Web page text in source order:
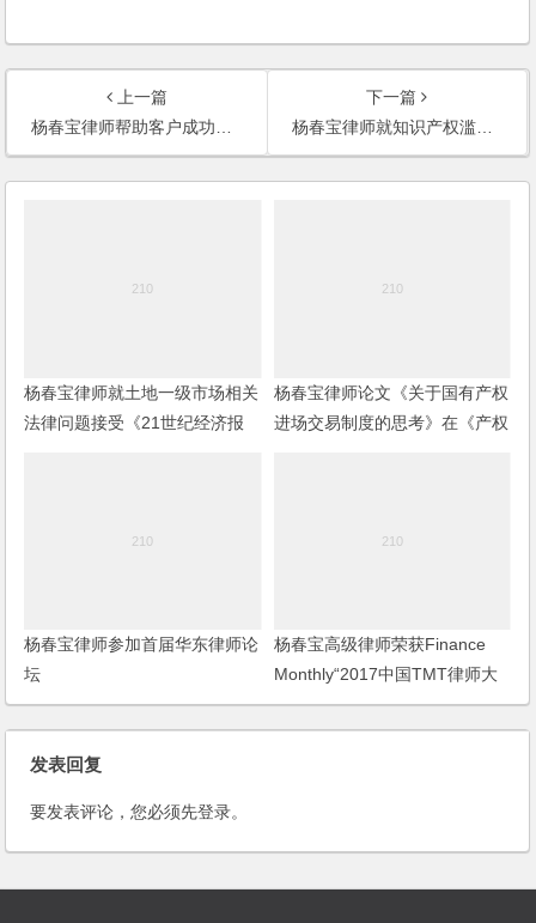
上一篇
杨春宝律师帮助客户成功收购新新商厦在建工程
下一篇
杨春宝律师就知识产权滥用与反垄断等话题接受《第一财经日报》记者采访
杨春宝律师就土地一级市场相关
法律问题接受《21世纪经济报
杨春宝律师论文《关于国有产权
进场交易制度的思考》在《产权
杨春宝律师参加首届华东律师论
坛
杨春宝高级律师荣获Finance
Monthly“2017中国TMT律师大
奖
发表回复
要发表评论，您必须先登录。